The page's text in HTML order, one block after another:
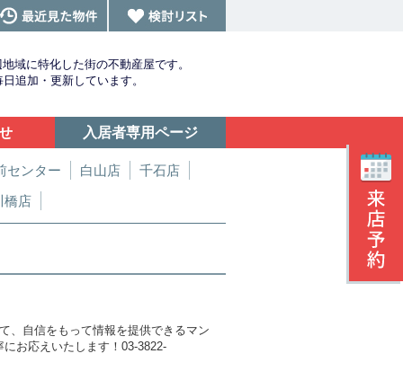
域に特化した街の不動産屋です。
追加・更新しています。
入居者専用ページ
センター 白山店
千石店
橋店
、自信をもって情報を提供できるマン
お応えいたします！03-3822-